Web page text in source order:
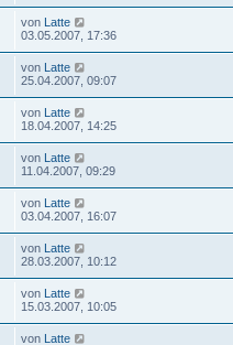
von Latte
03.05.2007, 17:36
von Latte
25.04.2007, 09:07
von Latte
18.04.2007, 14:25
von Latte
11.04.2007, 09:29
von Latte
03.04.2007, 16:07
von Latte
28.03.2007, 10:12
von Latte
15.03.2007, 10:05
von Latte